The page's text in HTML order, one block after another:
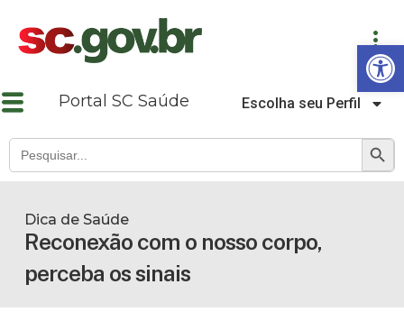
Abrir a barra de ferramentas
Portal SC Saúde Escolha seu Perfil
Search
for:
SEARCH
Reconexão com o nosso corpo,
perceba os sinais
Dica de Saúde